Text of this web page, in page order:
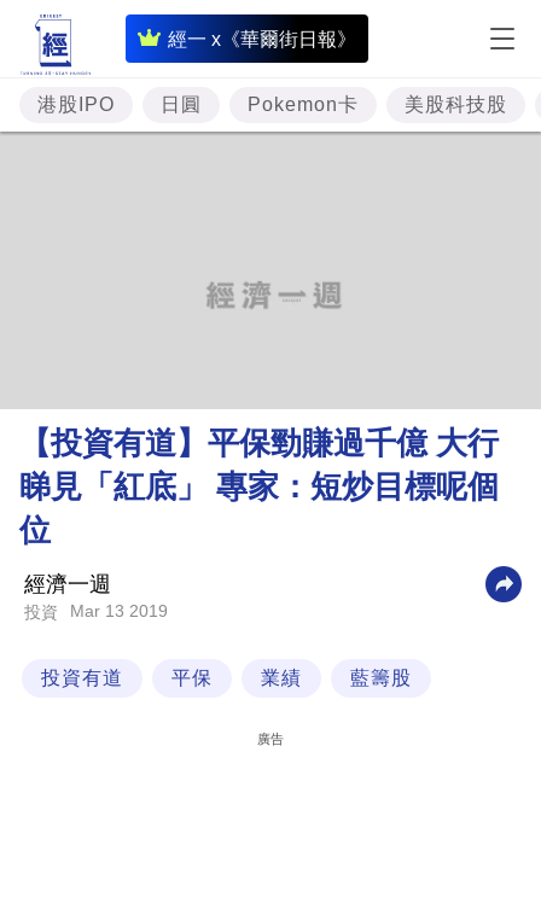
經一 x《華爾街日報》
即
時
財
經
理
財
商
技
港股IPO 日圓 Pokemon卡 美股科技股
【投資有道】平保勁賺過千億 大行
睇見「紅底」 專家：短炒目標呢個
位
經濟一週
投資 Mar 13 2019
投資有道 平保 業績 藍籌股
廣告